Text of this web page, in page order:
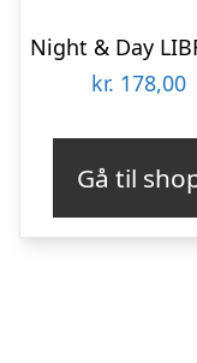
kr. 178,00
Gå til